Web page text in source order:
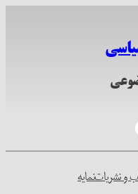
و نشریاتنمایه